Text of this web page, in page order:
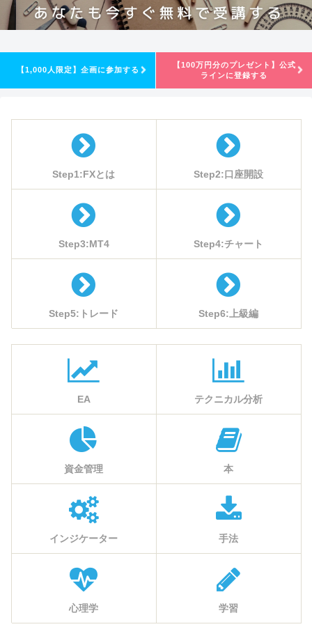
【1,000人限定】企画に参加する
【100万円分のプレゼント】公式
ラインに登録する
Step1:FXとは Step2:口座開設
Step3:MT4 Step4:チャート
Step5:トレード Step6:上級編
EA テクニカル分析
資金管理 本
インジケーター 手法
心理学 学習